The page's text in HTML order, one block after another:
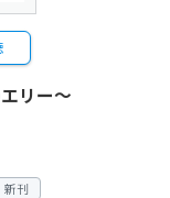
リー～
新刊